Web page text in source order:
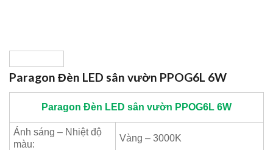
Paragon Đèn LED sân vườn PPOG6L 6W
Paragon Đèn LED sân vườn PPOG6L 6W
Ánh sáng – Nhiệt độ
màu:
Vàng – 3000K